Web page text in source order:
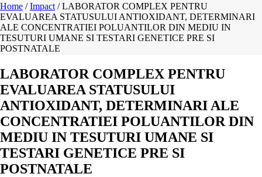
Home /Impact / LABORATOR COMPLEX PENTRU
EVALUAREA STATUSULUI ANTIOXIDANT, DETERMINARI
ALE CONCENTRATIEI POLUANTILOR DIN MEDIU IN
TESUTURI UMANE SI TESTARI GENETICE PRE SI
POSTNATALE
LABORATOR COMPLEX PENTRU
EVALUAREA STATUSULUI
ANTIOXIDANT, DETERMINARI ALE
CONCENTRATIEI POLUANTILOR DIN
MEDIU IN TESUTURI UMANE SI
TESTARI GENETICE PRE SI
POSTNATALE